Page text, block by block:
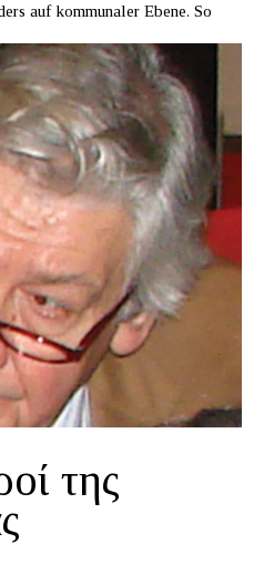
auf kommunaler Ebene. So
της